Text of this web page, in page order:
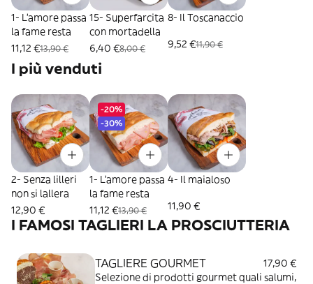
1- L'amore passa
la fame resta
11,12 €13,90 €
15- Superfarcita
con mortadella
6,40 €8,00 €
8- Il Toscanaccio
9,52 €11,90 €
I più venduti
2- Senza lilleri
non si lallera
12,90 €
-20%
-30%
1- L'amore passa
la fame resta
11,12 €13,90 €
4- Il maialoso
11,90 €
I FAMOSI TAGLIERI LA PROSCIUTTERIA
TAGLIERE GOURMET
17,90 €
Selezione di prodotti gourmet quali salumi,